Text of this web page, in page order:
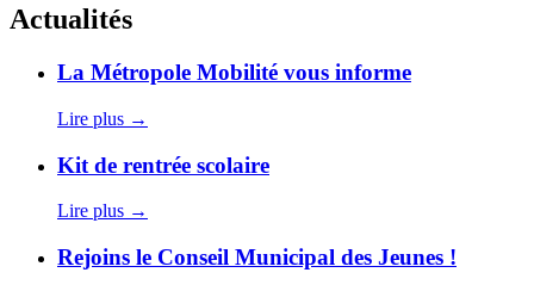
Actualités
La
Mobilité
vous
informe
La Métropole Mobilité vous informe
Lire plus →
Kit
rentrée
scolaire
Kit de rentrée scolaire
Lire plus →
Rejoins
Rejoins le Conseil Municipal des Jeunes !